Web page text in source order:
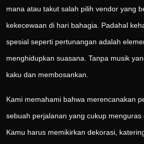
mana atau takut salah pilih vendor yang
kekecewaan di hari bahagia. Padahal
spesial seperti pertunangan adalah
menghidupkan suasana. Tanpa musik
kaku dan membosankan.
Kami memahami bahwa merencanakan
sebuah perjalanan yang cukup menguras
Kamu harus memikirkan dekorasi,